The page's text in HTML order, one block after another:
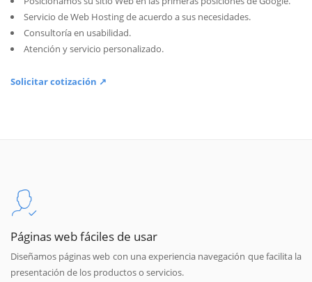
Servicio de Web Hosting de acuerdo a sus necesidades.
Consultoría en usabilidad.
Atención y servicio personalizado.
Solicitar cotización ↗
Páginas web fáciles de usar
Diseñamos páginas web con una experiencia navegación que facilita la
presentación de los productos o servicios.